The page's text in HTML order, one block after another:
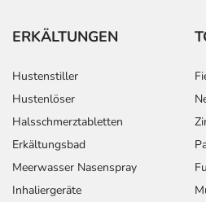
ERKÄLTUNGEN
Hustenstiller
Hustenlöser
Halsschmerztabletten
Erkältungsbad
Meerwasser Nasenspray
Inhaliergeräte